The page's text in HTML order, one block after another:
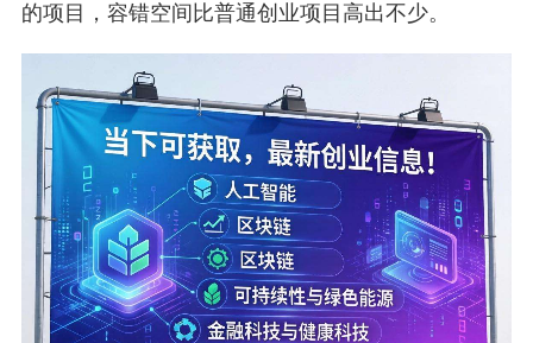
的项目，容错空间比普通创业项目高出不少。